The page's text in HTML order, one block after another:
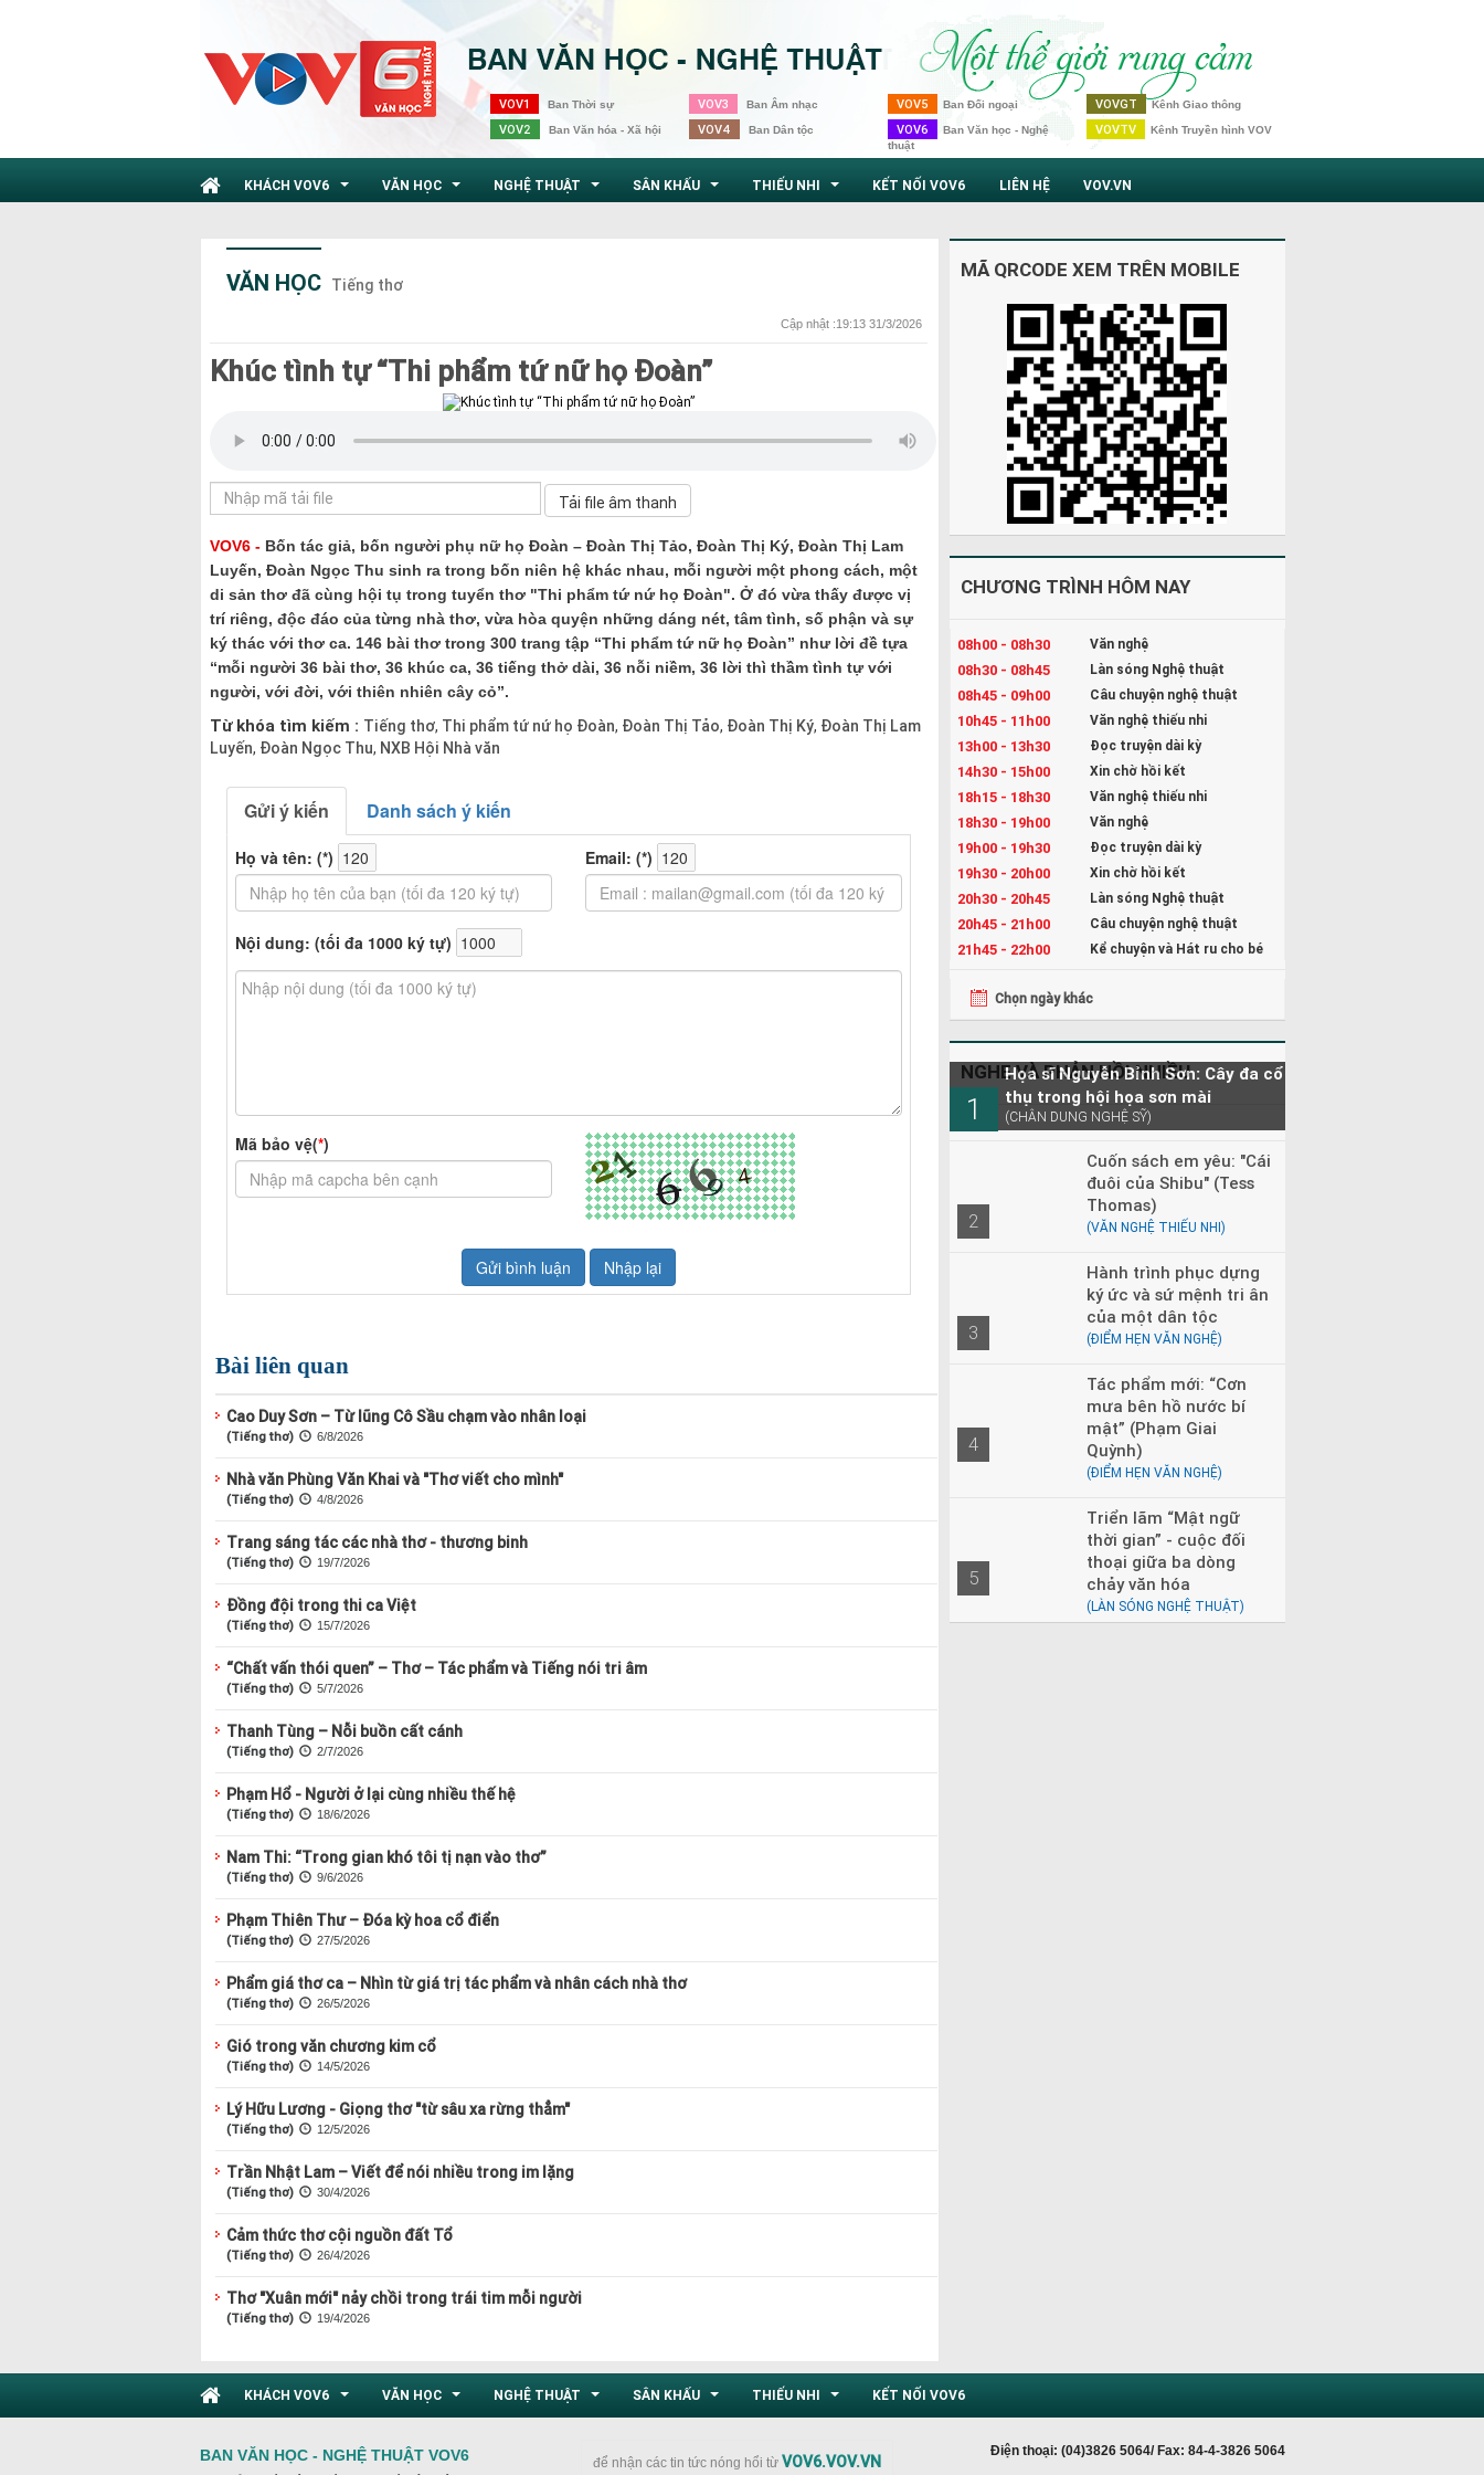
VOV1 Ban Thời sự
VOV2 Ban Văn hóa - Xã hội
VOV3 Ban Âm nhạc
VOV4 Ban Dân tộc
VOV5 Ban Đối ngoại
VOV6 Ban Văn học - Nghệ
thuật
VOVGT Kênh Giao thông
VOVTV Kênh Truyền hình VOV
KHÁCH VOV6 VĂN HỌC NGHỆ THUẬT SÂN KHẤU THIẾU NHI KẾT NỐI VOV6 LIÊN HỆ VOV.VN
VĂN HỌC Tiếng thơ
Cập nhật :19:13 31/3/2026
Khúc tình tự “Thi phẩm tứ nữ họ Đoàn”
VOV6 - Bốn tác giả, bốn người phụ nữ họ Đoàn – Đoàn Thị Tảo, Đoàn Thị Ký, Đoàn Thị Lam
Luyến, Đoàn Ngọc Thu sinh ra trong bốn niên hệ khác nhau, mỗi người một phong cách, một
di sản thơ đã cùng hội tụ trong tuyển thơ "Thi phẩm tứ nứ họ Đoàn". Ở đó vừa thấy được vị
trí riêng, độc đáo của từng nhà thơ, vừa hòa quyện những dáng nét, tâm tình, số phận và sự
ký thác với thơ ca. 146 bài thơ trong 300 trang tập “Thi phẩm tứ nữ họ Đoàn” như lời đề tựa
“mỗi người 36 bài thơ, 36 khúc ca, 36 tiếng thở dài, 36 nỗi niềm, 36 lời thì thầm tình tự với
người, với đời, với thiên nhiên cây cỏ”.
Từ khóa tìm kiếm : Tiếng thơ, Thi phẩm tứ nứ họ Đoàn, Đoàn Thị Tảo, Đoàn Thị Ký, Đoàn Thị Lam
Luyến, Đoàn Ngọc Thu, NXB Hội Nhà văn
Bài liên quan
Cao Duy Sơn – Từ lũng Cô Sầu chạm vào nhân loại
(Tiếng thơ) 6/8/2026
Nhà văn Phùng Văn Khai và "Thơ viết cho mình"
(Tiếng thơ) 4/8/2026
Trang sáng tác các nhà thơ - thương binh
(Tiếng thơ) 19/7/2026
Đồng đội trong thi ca Việt
(Tiếng thơ) 15/7/2026
“Chất vấn thói quen” – Thơ – Tác phẩm và Tiếng nói tri âm
(Tiếng thơ) 5/7/2026
Thanh Tùng – Nỗi buồn cất cánh
(Tiếng thơ) 2/7/2026
Phạm Hổ - Người ở lại cùng nhiều thế hệ
(Tiếng thơ) 18/6/2026
Nam Thi: “Trong gian khó tôi tị nạn vào thơ”
(Tiếng thơ) 9/6/2026
Phạm Thiên Thư – Đóa kỳ hoa cổ điển
(Tiếng thơ) 27/5/2026
Phẩm giá thơ ca – Nhìn từ giá trị tác phẩm và nhân cách nhà thơ
(Tiếng thơ) 26/5/2026
Gió trong văn chương kim cổ
(Tiếng thơ) 14/5/2026
Lý Hữu Lương - Giọng thơ "từ sâu xa rừng thẳm"
(Tiếng thơ) 12/5/2026
Trần Nhật Lam – Viết để nói nhiều trong im lặng
(Tiếng thơ) 30/4/2026
Cảm thức thơ cội nguồn đất Tổ
(Tiếng thơ) 26/4/2026
Thơ "Xuân mới" nảy chồi trong trái tim mỗi người
(Tiếng thơ) 19/4/2026
MÃ QRCODE XEM TRÊN MOBILE
CHƯƠNG TRÌNH HÔM NAY
08h00 - 08h30 Văn nghệ
08h30 - 08h45 Làn sóng Nghệ thuật
08h45 - 09h00 Câu chuyện nghệ thuật
10h45 - 11h00 Văn nghệ thiếu nhi
13h00 - 13h30 Đọc truyện dài kỳ
14h30 - 15h00 Xin chờ hồi kết
18h15 - 18h30 Văn nghệ thiếu nhi
18h30 - 19h00 Văn nghệ
19h00 - 19h30 Đọc truyện dài kỳ
19h30 - 20h00 Xin chờ hồi kết
20h30 - 20h45 Làn sóng Nghệ thuật
20h45 - 21h00 Câu chuyện nghệ thuật
21h45 - 22h00 Kể chuyện và Hát ru cho bé
Chọn ngày khác
NGHE VÀ PHẢN HỒI NHIỀU
1
Họa sĩ Nguyễn Bỉnh Sơn: Cây đa cổ
thụ trong hội họa sơn mài
(CHÂN DUNG NGHỆ SỸ)
2
Cuốn sách em yêu: "Cái
đuôi của Shibu" (Tess
Thomas)
(VĂN NGHỆ THIẾU NHI)
3
Hành trình phục dựng
ký ức và sứ mệnh tri ân
của một dân tộc
(ĐIỂM HẸN VĂN NGHỆ)
4
Tác phẩm mới: “Cơn
mưa bên hồ nước bí
mật” (Phạm Giai
Quỳnh)
(ĐIỂM HẸN VĂN NGHỆ)
5
Triển lãm “Mật ngữ
thời gian” - cuộc đối
thoại giữa ba dòng
chảy văn hóa
(LÀN SÓNG NGHỆ THUẬT)
KHÁCH VOV6 VĂN HỌC NGHỆ THUẬT SÂN KHẤU THIẾU NHI KẾT NỐI VOV6
BAN VĂN HỌC - NGHỆ THUẬT VOV6 để nhận các tin tức nóng hổi từ VOV6.VOV.VN
Điện thoại: (04)3826 5064/ Fax: 84-4-3826 5064